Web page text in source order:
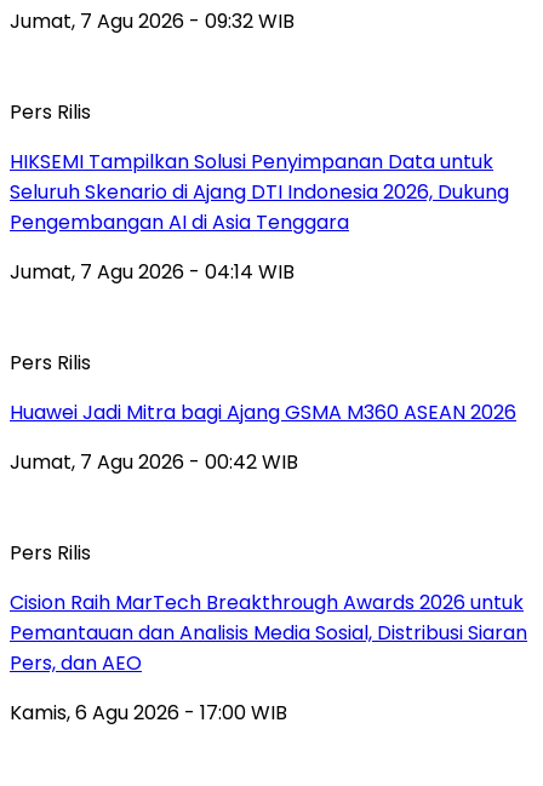
Jumat, 7 Agu 2026 - 09:32 WIB
Pers Rilis
HIKSEMI Tampilkan Solusi Penyimpanan Data untuk
Seluruh Skenario di Ajang DTI Indonesia 2026, Dukung
Pengembangan AI di Asia Tenggara
Jumat, 7 Agu 2026 - 04:14 WIB
Pers Rilis
Huawei Jadi Mitra bagi Ajang GSMA M360 ASEAN 2026
Jumat, 7 Agu 2026 - 00:42 WIB
Pers Rilis
Cision Raih MarTech Breakthrough Awards 2026 untuk
Pemantauan dan Analisis Media Sosial, Distribusi Siaran
Pers, dan AEO
Kamis, 6 Agu 2026 - 17:00 WIB